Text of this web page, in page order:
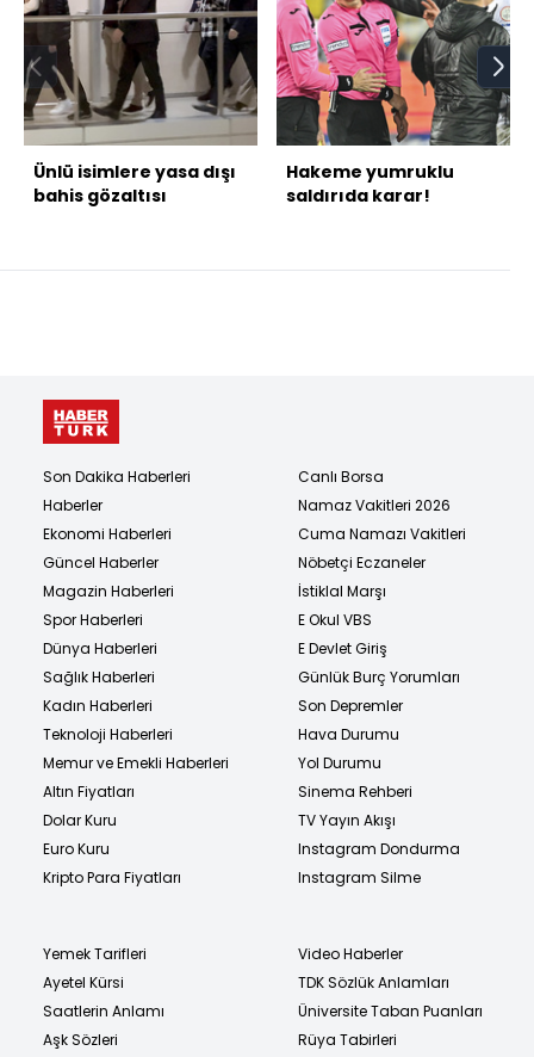
Ünlü isimlere yasa dışı
bahis gözaltısı
Hakeme yumruklu
saldırıda karar!
Son Dakika Haberleri
Haberler
Ekonomi Haberleri
Güncel Haberler
Magazin Haberleri
Spor Haberleri
Dünya Haberleri
Sağlık Haberleri
Kadın Haberleri
Teknoloji Haberleri
Memur ve Emekli Haberleri
Altın Fiyatları
Dolar Kuru
Euro Kuru
Kripto Para Fiyatları
Canlı Borsa
Namaz Vakitleri 2026
Cuma Namazı Vakitleri
Nöbetçi Eczaneler
İstiklal Marşı
E Okul VBS
E Devlet Giriş
Günlük Burç Yorumları
Son Depremler
Hava Durumu
Yol Durumu
Sinema Rehberi
TV Yayın Akışı
Instagram Dondurma
Instagram Silme
Yemek Tarifleri
Ayetel Kürsi
Saatlerin Anlamı
Aşk Sözleri
Video Haberler
TDK Sözlük Anlamları
Üniversite Taban Puanları
Rüya Tabirleri